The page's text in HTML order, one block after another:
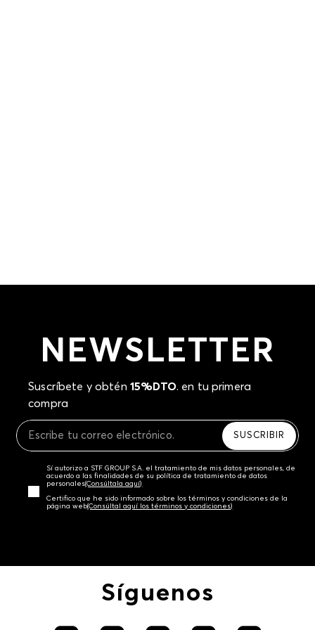
NEWSLETTER
Suscríbete y obtén 15%DTO. en tu primera
compra
SUSCRIBIR
Sí autorizo a STF GROUP S.A. el tratamiento de mis datos personales, de
acuerdo a las finalidades de su política de tratamiento de datos
personales‎(Consúltala aquí)
Certifico que he sido informado sobre los términos y condiciones de la
página web‎(Consúltal aquí los términos y condiciones)
Síguenos